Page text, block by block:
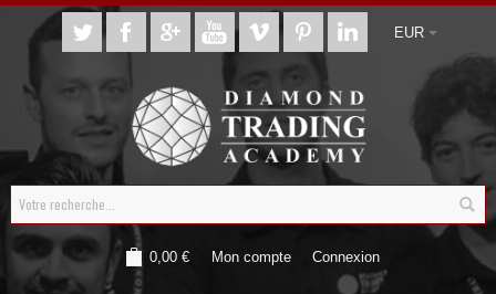
EUR
0,00 € Mon compte Connexion